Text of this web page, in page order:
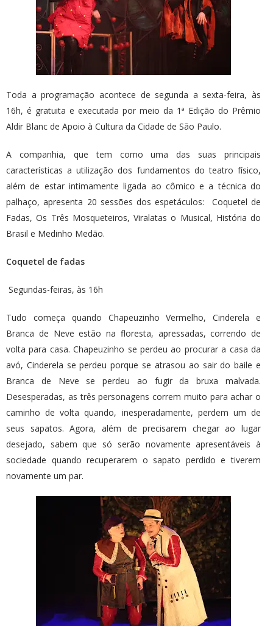
Toda a programação acontece de segunda a sexta-feira, às
16h, é gratuita e executada por meio da 1ª Edição do Prêmio
Aldir Blanc de Apoio à Cultura da Cidade de São Paulo.
A companhia, que tem como uma das suas principais
características a utilização dos fundamentos do teatro físico,
além de estar intimamente ligada ao cômico e a técnica do
palhaço, apresenta 20 sessões dos espetáculos: Coquetel de
Fadas, Os Três Mosqueteiros, Viralatas o Musical, História do
Brasil e Medinho Medão.
Coquetel de fadas
Segundas-feiras, às 16h
Tudo começa quando Chapeuzinho Vermelho, Cinderela e
Branca de Neve estão na floresta, apressadas, correndo de
volta para casa. Chapeuzinho se perdeu ao procurar a casa da
avó, Cinderela se perdeu porque se atrasou ao sair do baile e
Branca de Neve se perdeu ao fugir da bruxa malvada.
Desesperadas, as três personagens correm muito para achar o
caminho de volta quando, inesperadamente, perdem um de
seus sapatos. Agora, além de precisarem chegar ao lugar
desejado, sabem que só serão novamente apresentáveis à
sociedade quando recuperarem o sapato perdido e tiverem
novamente um par.